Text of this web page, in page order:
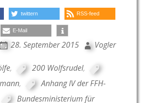
twittern RSS-feed
E-Mail
28. September 2015 Vogler
, 200 Wolfsrudel,
,
Anhang IV der FFH-
Bundesministerium für